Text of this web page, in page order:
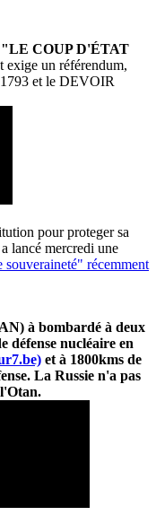
COUP D'ÉTAT
exige un référendum,
et le DEVOIR
pour proteger sa
lancé mercredi une
récemment
à bombardé à deux
défense nucléaire en
et à 1800kms de
La Russie n'a pas